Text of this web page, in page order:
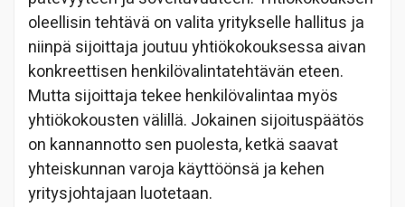
oleellisin tehtävä on valita yritykselle hallitus ja
niinpä sijoittaja joutuu yhtiökokouksessa aivan
konkreettisen henkilövalintatehtävän eteen.
Mutta sijoittaja tekee henkilövalintaa myös
yhtiökokousten välillä. Jokainen sijoituspäätös
on kannannotto sen puolesta, ketkä saavat
yhteiskunnan varoja käyttöönsä ja kehen
yritysjohtajaan luotetaan.